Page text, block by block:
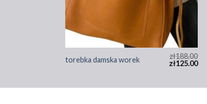
torebka damska worek zł188.00
zł125.00